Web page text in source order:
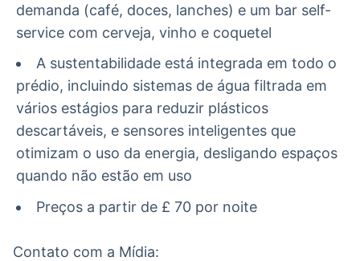
demanda (café, doces, lanches) e um bar self-
service com cerveja, vinho e coquetel
A sustentabilidade está integrada em todo o
prédio, incluindo sistemas de água filtrada em
vários estágios para reduzir plásticos
descartáveis, e sensores inteligentes que
otimizam o uso da energia, desligando espaços
quando não estão em uso
Preços a partir de £ 70 por noite
Contato com a Mídia: